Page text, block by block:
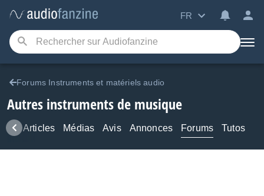
FR
Forums Instruments et matériels audio
Autres instruments de musique
Articles Médias Avis Annonces Forums Tutos